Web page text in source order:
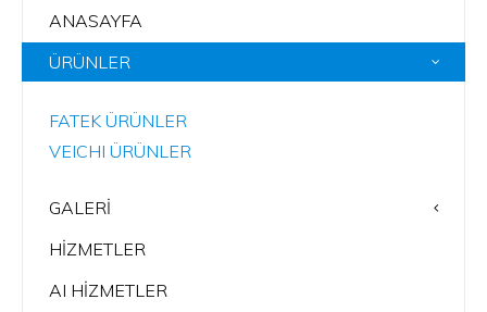
ANASAYFA
ÜRÜNLER
FATEK ÜRÜNLER
VEICHI ÜRÜNLER
GALERI
HIZMETLER
AI HIZMETLER